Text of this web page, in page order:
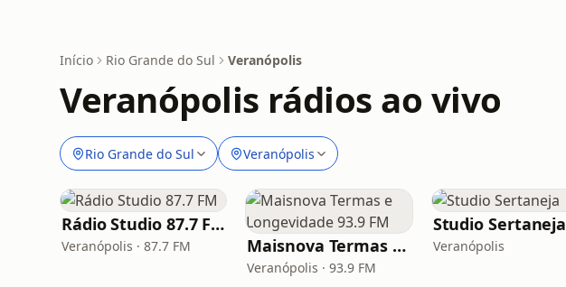
Início Rio Grande do Sul Veranópolis
Veranópolis rádios ao vivo
Rio Grande do Sul Veranópolis
Rádio Studio 87.7 FM
Veranópolis · 87.7 FM Maisnova Termas e Longevidade 93.9 FM
Veranópolis · 93.9 FM
Studio Sertaneja
Veranópolis